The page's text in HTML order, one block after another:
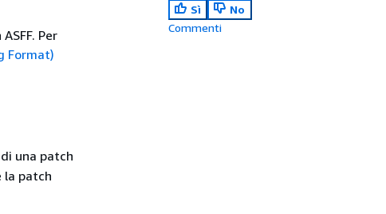
Per
Format)
una patch
la patch
Sì
No
Commenti